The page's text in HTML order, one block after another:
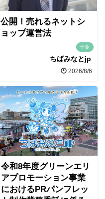
公開！売れるネットシ
ョップ運営法
千葉
ちばみなとjp
2026/8/6
令和8年度グリーンエリ
アプロモーション事業
におけるPRパンフレッ